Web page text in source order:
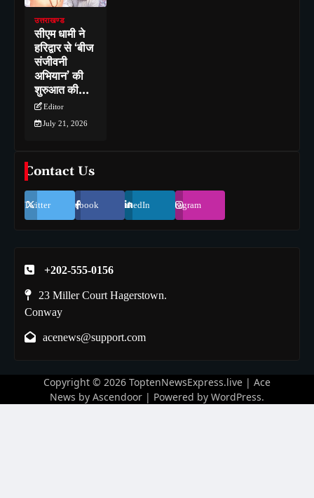
उत्तराखण्ड
सीएम धामी ने
हरिद्वार से ‘बीज
संजीवनी
अभियान’ की
शुरुआत की…
Editor
July 21, 2026
Contact Us
Twitter Facebook LinkedIn Instagram
+202-555-0156
23 Miller Court Hagerstown.
Conway
acenews@support.com
Copyright © 2026 ToptenNewsExpress.live | Ace
News by Ascendoor | Powered by WordPress.